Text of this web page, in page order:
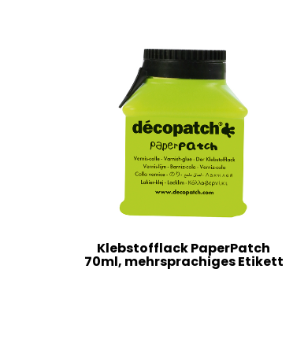
Klebstofflack PaperPatch
70ml, mehrsprachiges Etikett